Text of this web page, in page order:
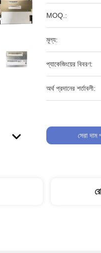
MOQ.:
মূল্য:
প্যাকেজিংয়ের বিবরণ:
অর্থ প্রদানের শর্তাবলী:
সেরা দাম